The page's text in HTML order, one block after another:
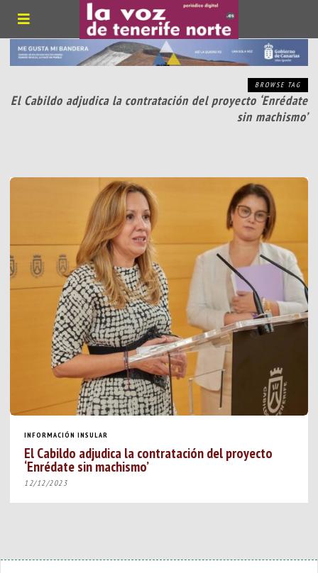
BROWSE TAG
El Cabildo adjudica la contratación del proyecto ‘Enrédate
sin machismo’
INFORMACIÓN INSULAR
El Cabildo adjudica la contratación del proyecto
‘Enrédate sin machismo’
12/12/2023